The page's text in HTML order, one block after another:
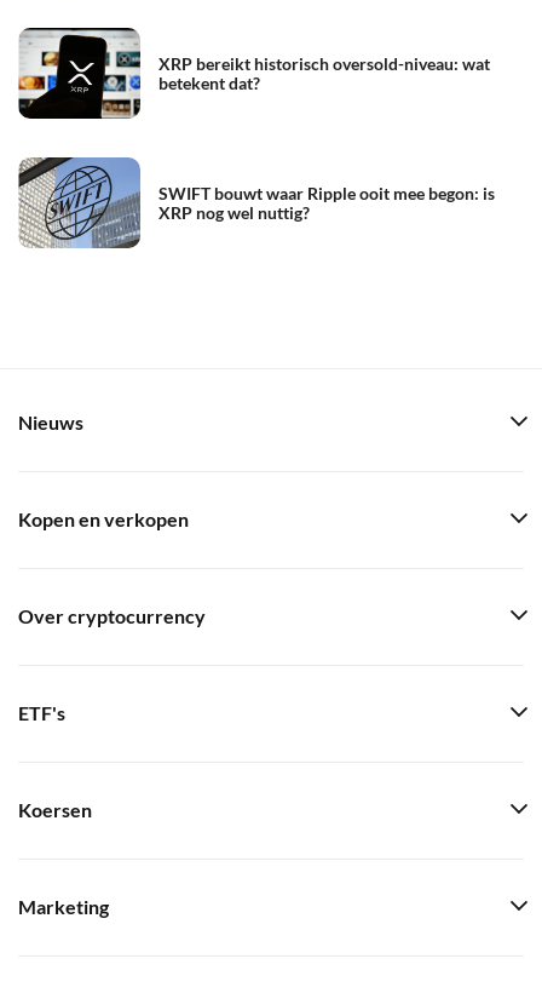
XRP bereikt historisch oversold-niveau: wat
betekent dat?
SWIFT bouwt waar Ripple ooit mee begon: is
XRP nog wel nuttig?
Nieuws
Kopen en verkopen
Over cryptocurrency
ETF's
Koersen
Marketing